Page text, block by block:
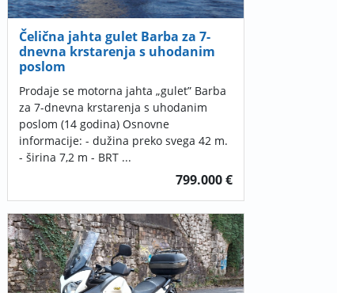
Čelična jahta gulet Barba za 7-
dnevna krstarenja s uhodanim
poslom
Prodaje se motorna jahta „gulet” Barba
za 7-dnevna krstarenja s uhodanim
poslom (14 godina) Osnovne
informacije: - dužina preko svega 42 m.
- širina 7,2 m - BRT ...
799.000 €